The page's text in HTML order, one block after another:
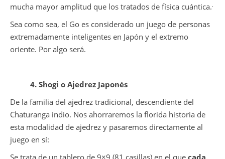
mucha mayor amplitud que los tratados de física cuántica..
Sea como sea, el Go es considerado un juego de personas
extremadamente inteligentes en Japón y el extremo
oriente. Por algo será.
4. Shogi o Ajedrez Japonés
De la familia del ajedrez tradicional, descendiente del
Chaturanga indio. Nos ahorraremos la florida historia de
esta modalidad de ajedrez y pasaremos directamente al
juego en sí: